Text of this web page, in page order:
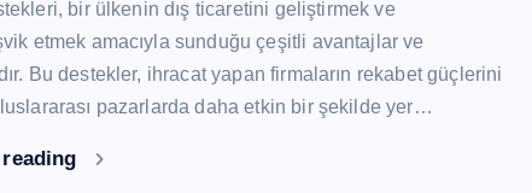
bir ülkenin dış ticaretini geliştirmek ve
etmek amacıyla sunduğu çeşitli avantajlar ve
Bu destekler, ihracat yapan firmaların rekabet güçlerini
pazarlarda daha etkin bir şekilde yer…